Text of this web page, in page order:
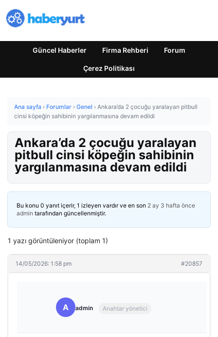
Güncel Haberler Firma Rehberi Forum
Çerez Politikası
Ana sayfa › Forumlar › Genel › Ankara’da 2 çocuğu yaralayan pitbull
cinsi köpeğin sahibinin yargılanmasına devam edildi
Ankara’da 2 çocuğu yaralayan
pitbull cinsi köpeğin sahibinin
yargılanmasına devam edildi
Bu konu 0 yanıt içerir, 1 izleyen vardır ve en son 2 ay 3 hafta önce
admin tarafından güncellenmiştir.
1 yazı görüntüleniyor (toplam 1)
14/05/2026: 1:58 pm #20857
A admin Anahtar yönetici